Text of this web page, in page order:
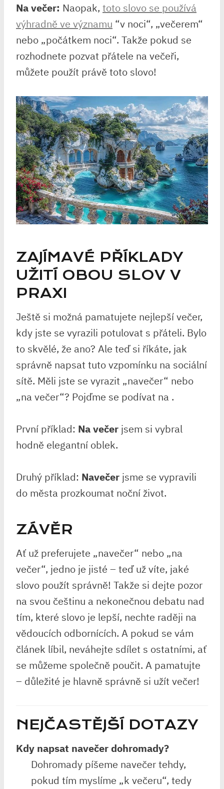
Na večer: Naopak, toto slovo se používá
výhradně ve významu ‍“v ‌noci“, „večerem“
nebo „počátkem noci“. Takže pokud se
rozhodnete pozvat přátele na večeři,
⁢můžete použít právě toto slovo!
ZAJÍMAVÉ ⁤PŘÍKLADY
UŽITÍ OBOU SLOV V
PRAXI
Ještě si možná pamatujete nejlepší⁤ večer,
kdy jste se vyrazili potulovat s přáteli. Bylo
to skvělé, že ano?⁣ Ale teď​ si říkáte,⁤ jak
správně napsat tuto vzpomínku na sociální⁣
sítě. Měli jste⁣ se vyrazit „navečer“ nebo
„na ⁤večer“? Pojďme se podívat na . ‍
První příklad: Na večer jsem si vybral
hodně elegantní oblek.
Druhý příklad: Navečer jsme se vypravili
do⁢ města prozkoumat noční život.
ZÁVĚR
Ať ‌už preferujete „navečer“ ⁢nebo „na
večer“, jedno je ​jisté – teď už víte, jaké
slovo použít správně! Takže si dejte pozor
na svou⁤ češtinu a nekonečnou debatu nad
‍tím, které⁣ slovo je lepší, nechte raději na
⁢vědoucích odbornících.⁢ A pokud ⁢se vám
článek líbil, neváhejte sdílet⁤ s⁤ ostatními, ať‌
se ⁤můžeme společně poučit. A pamatujte
– ⁢důležité je hlavně‍ správně si užít večer!
NEJČASTĚJŠÍ DOTAZY
Kdy napsat navečer dohromady?
Dohromady píšeme navečer tehdy,
pokud tím myslíme „k večeru“, tedy